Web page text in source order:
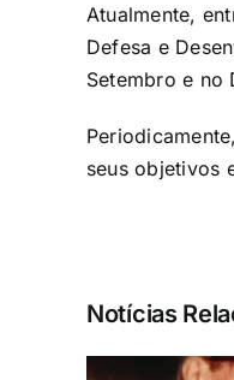
Atualmente,
Defesa e
Setembro e no
seus objetivos
Notícias